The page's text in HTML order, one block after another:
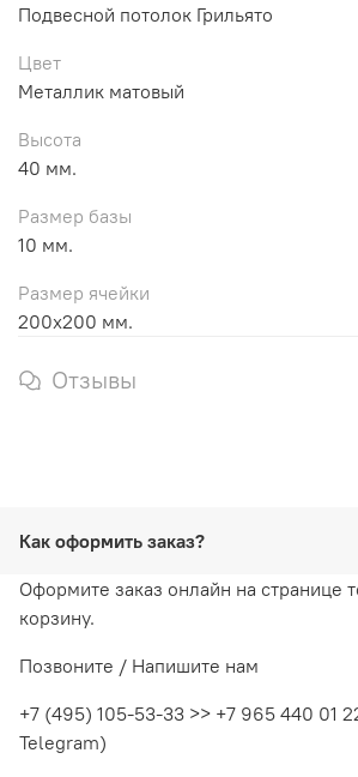
Подвесной потолок Грильято
Цвет
Металлик матовый
Высота
40 мм.
Размер базы
10 мм.
Размер ячейки
200х200 мм.
Отзывы
Как оформить заказ?
Оформите заказ онлайн на странице
корзину.
Позвоните / Напишите нам
+7 (495) 105-53-33 >> +7 965 440 01
Telegram)